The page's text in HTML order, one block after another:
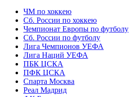
ЧМ по хоккею
Сб. России по хоккею
Чемпионат Европы по футболу
Сб. России по футболу
Лига Чемпионов УЕФА
Лига Наций УЕФА
ПБК ЦСКА
ПФК ЦСКА
Спарта Москва
Реал Мадрид